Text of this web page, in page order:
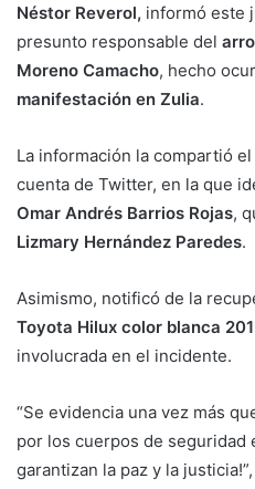
Néstor Reverol, informó este
presunto responsable del
Moreno Camacho, hecho
manifestación en Zulia.
La información la compartió
cuenta de Twitter, en la que
Omar Andrés Barrios Rojas,
Lizmary Hernández Paredes.
Asimismo, notificó de la
Toyota Hilux color blanca
involucrada en el incidente.
“Se evidencia una vez más
por los cuerpos de seguridad
garantizan la paz y la